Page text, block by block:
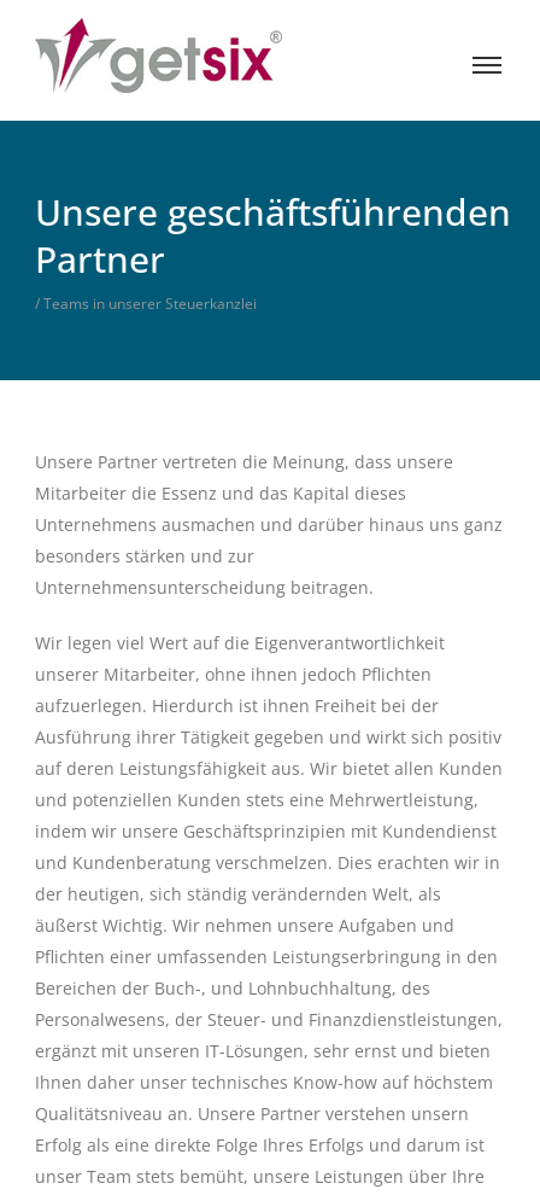
Unsere geschäftsführenden
Partner
/ Teams in unserer Steuerkanzlei
Unsere Partner vertreten die Meinung, dass unsere
Mitarbeiter die Essenz und das Kapital dieses
Unternehmens ausmachen und darüber hinaus uns ganz
besonders stärken und zur
Unternehmensunterscheidung beitragen.
Wir legen viel Wert auf die Eigenverantwortlichkeit
unserer Mitarbeiter, ohne ihnen jedoch Pflichten
aufzuerlegen. Hierdurch ist ihnen Freiheit bei der
Ausführung ihrer Tätigkeit gegeben und wirkt sich positiv
auf deren Leistungsfähigkeit aus. Wir bietet allen Kunden
und potenziellen Kunden stets eine Mehrwertleistung,
indem wir unsere Geschäftsprinzipien mit Kundendienst
und Kundenberatung verschmelzen. Dies erachten wir in
der heutigen, sich ständig verändernden Welt, als
äußerst Wichtig. Wir nehmen unsere Aufgaben und
Pflichten einer umfassenden Leistungserbringung in den
Bereichen der Buch-, und Lohnbuchhaltung, des
Personalwesens, der Steuer- und Finanzdienstleistungen,
ergänzt mit unseren IT-Lösungen, sehr ernst und bieten
Ihnen daher unser technisches Know-how auf höchstem
Qualitätsniveau an. Unsere Partner verstehen unsern
Erfolg als eine direkte Folge Ihres Erfolgs und darum ist
unser Team stets bemüht, unsere Leistungen über Ihre